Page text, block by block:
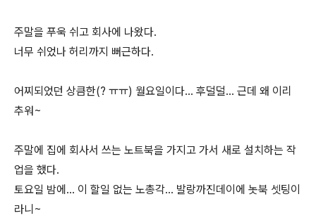
주말을 푸욱 쉬고 회사에 나왔다.
너무 쉬었나 허리까지 뻐근하다.
어찌되었던 상큼한(? ㅠㅠ) 월요일이다... 후덜덜... 근데 왜 이리
추워~
주말에 집에 회사서 쓰는 노트북을 가지고 가서 새로 설치하는 작
업을 했다.
토요일 밤에... 이 할일 없는 노총각... 발랑까진데이에 놋북 셋팅이
라니~